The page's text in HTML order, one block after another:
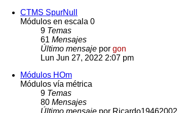
CTMS SpurNull
Módulos en escala 0
9 Temas
61 Mensajes
Último mensaje por gon
Lun Jun 27, 2022 2:07 pm
Módulos HOm
Módulos vía métrica
9 Temas
80 Mensajes
Último mensaje por Ricardo19462002